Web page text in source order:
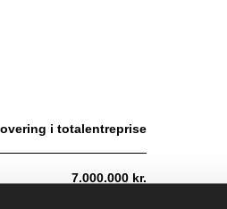
i totalentreprise
7.000.000 kr.